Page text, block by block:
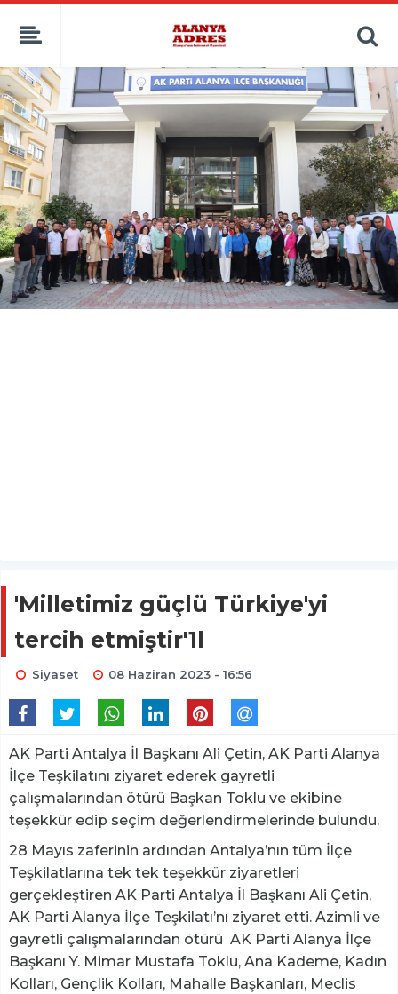
kaçak bahis
deneme bonusu
canlı bahis siteleri
deneme bonusu veren siteler
bahis siteleri
porno izle
'Milletimiz güçlü Türkiye'yi
tercih etmiştir'1l
Siyaset 08 Haziran 2023 - 16:56
AK Parti Antalya İl Başkanı Ali Çetin, AK Parti Alanya
İlçe Teşkilatını ziyaret ederek gayretli
çalışmalarından ötürü Başkan Toklu ve ekibine
teşekkür edip seçim değerlendirmelerinde bulundu.
28 Mayıs zaferinin ardından Antalya’nın tüm İlçe
Teşkilatlarına tek tek teşekkür ziyaretleri
gerçekleştiren AK Parti Antalya İl Başkanı Ali Çetin,
AK Parti Alanya İlçe Teşkilatı’nı ziyaret etti. Azimli ve
gayretli çalışmalarından ötürü AK Parti Alanya İlçe
Başkanı Y. Mimar Mustafa Toklu, Ana Kademe, Kadın
Kolları, Gençlik Kolları, Mahalle Başkanları, Meclis